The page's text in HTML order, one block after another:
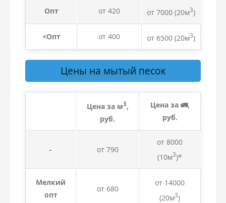
Опт от 420 от 7000 (20м3)
<Опт от 400 от 6500 (20м3)
Цены на мытый песок
Цена за м3,
руб.
Цена за 🚛,
руб.
- от 790
от 8000
(10м3)*
Мелкий
опт
от 680
от 14000
(20м3)